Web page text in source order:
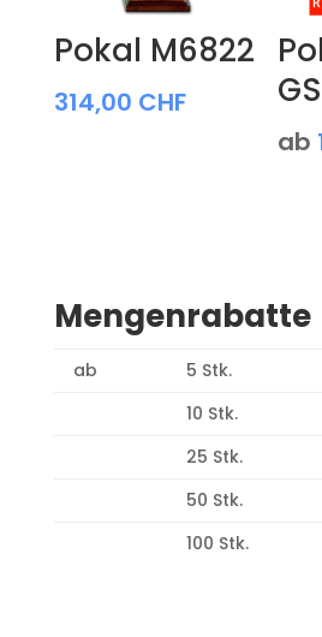
Pokal M6822
314,00 CHF
ab
Mengenrabatte
ab 5 Stk.
10 Stk.
25 Stk.
50 Stk.
100 Stk.